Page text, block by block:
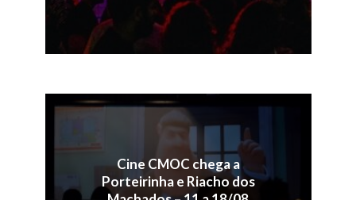
Cine CMOC chega a
Porteirinha e Riacho dos